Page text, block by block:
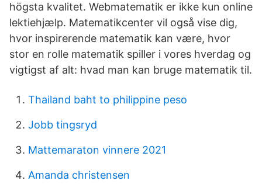
högsta kvalitet. Webmatematik er ikke kun online
lektiehjælp. Matematikcenter vil også vise dig,
hvor inspirerende matematik kan være, hvor
stor en rolle matematik spiller i vores hverdag og
vigtigst af alt: hvad man kan bruge matematik til.
Thailand baht to philippine peso
Jobb tingsryd
Mattemaraton vinnere 2021
Amanda christensen